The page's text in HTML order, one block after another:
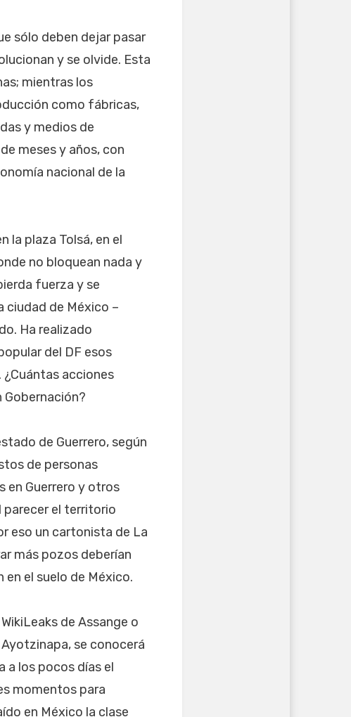
sólo deben dejar pasar
y se olvide. Esta
mientras los
como fábricas,
y medios de
meses y años, con
nacional de la
la plaza Tolsá, en el
no bloquean nada y
fuerza y se
ciudad de México –
Ha realizado
del DF esos
¿Cuántas acciones
Gobernación?
de Guerrero, según
de personas
en Guerrero y otros
parecer el territorio
eso un cartonista de La
más pozos deberían
el suelo de México.
de Assange o
se conocerá
a los pocos días el
momentos para
en México la clase